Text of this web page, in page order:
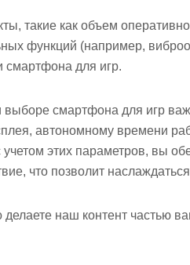
такие как объем
функций (например,
смартфона для игр.
смартфона для игр
автономному времени
учетом этих параметров, вы
что позволит
делаете наш контент частью